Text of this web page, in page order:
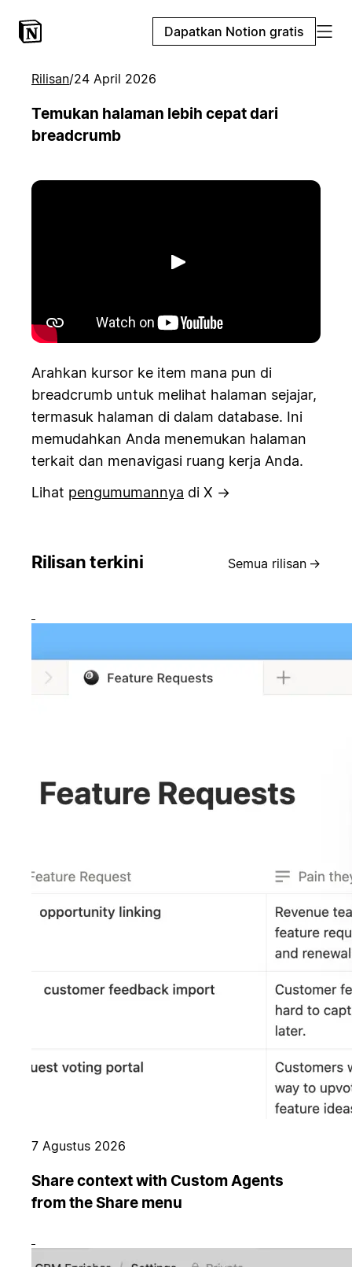
Dapatkan Notion gratis
Rilisan/24 April 2026
Temukan halaman lebih cepat dari
breadcrumb
Putar
Arahkan kursor ke item mana pun di
breadcrumb untuk melihat halaman sejajar,
termasuk halaman di dalam database. Ini
memudahkan Anda menemukan halaman
terkait dan menavigasi ruang kerja Anda.
Lihat pengumumannya di X →
Rilisan terkini Semua rilisan →
7 Agustus 2026
Share context with Custom Agents
from the Share menu